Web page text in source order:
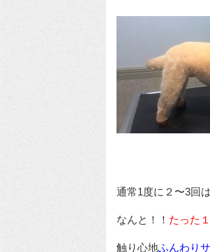
通常1度に２〜3回
なんと！！ たった
触り心地ふんわり